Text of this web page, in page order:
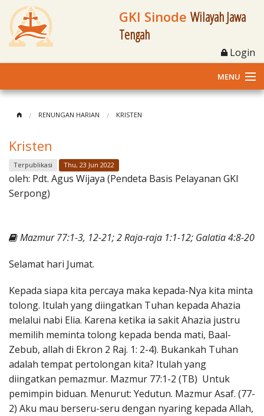
GKI Sinode Wilayah Jawa
Tengah
Login
MENU
Klasis dan Jemaat
Berita Kegiatan
Materi
RENUNGAN HARIAN KRISTEN
Kristen
Terpublikasi Thu, 23 Jun 2022
oleh: Pdt. Agus Wijaya (Pendeta Basis Pelayanan GKI
Serpong)
Mazmur 77:1-3, 12-21; 2 Raja-raja 1:1-12; Galatia 4:8-20
Selamat hari Jumat.
Kepada siapa kita percaya maka kepada-Nya kita minta
tolong. Itulah yang diingatkan Tuhan kepada Ahazia
melalui nabi Elia. Karena ketika ia sakit Ahazia justru
memilih meminta tolong kepada benda mati, Baal-
Zebub, allah di Ekron 2 Raj. 1: 2-4). Bukankah Tuhan
adalah tempat pertolongan kita? Itulah yang
diingatkan pemazmur. Mazmur 77:1-2 (TB) Untuk
pemimpin biduan. Menurut: Yedutun. Mazmur Asaf. (77-
2) Aku mau berseru-seru dengan nyaring kepada Allah,